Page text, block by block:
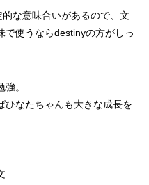
な意味合いがあるので、文
で使うならdestinyの方がしっ
。
なたちゃんも大きな成長を
…